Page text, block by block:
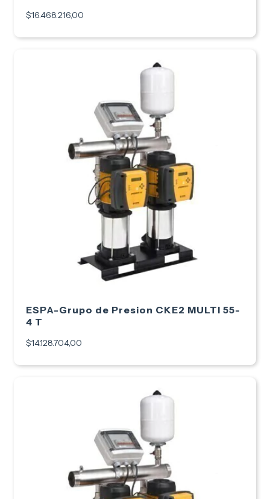
$16.468.216,00
ESPA-Grupo de Presion CKE2 MULTI 55-
4 T
$14.128.704,00